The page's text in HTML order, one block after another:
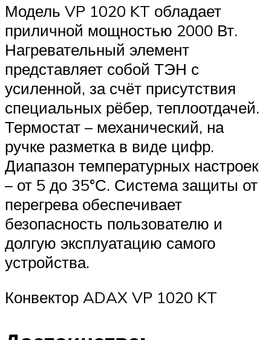
Модель VP 1020 KT обладает
приличной мощностью 2000 Вт.
Нагревательный элемент
представляет собой ТЭН с
усиленной, за счёт присутствия
специальных рёбер, теплоотдачей.
Термостат – механический, на
ручке разметка в виде цифр.
Диапазон температурных настроек
– от 5 до 35°С. Система защиты от
перегрева обеспечивает
безопасность пользователю и
долгую эксплуатацию самого
устройства.
Конвектор ADAX VP 1020 KT